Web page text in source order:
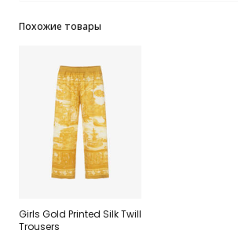
Похожие товары
Girls Gold Printed Silk Twill
Trousers